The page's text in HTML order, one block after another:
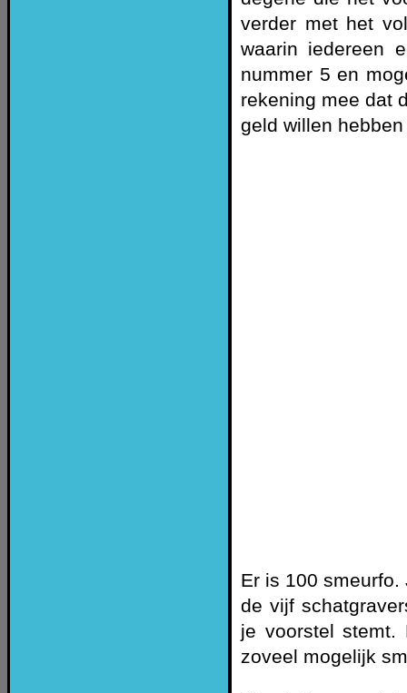
verder met het
waarin iedereen
nummer 5 en
rekening mee dat
geld willen
Er is 100
de vijf
je voorstel stemt.
zoveel mogelijk